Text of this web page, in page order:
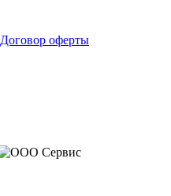
Договор оферты